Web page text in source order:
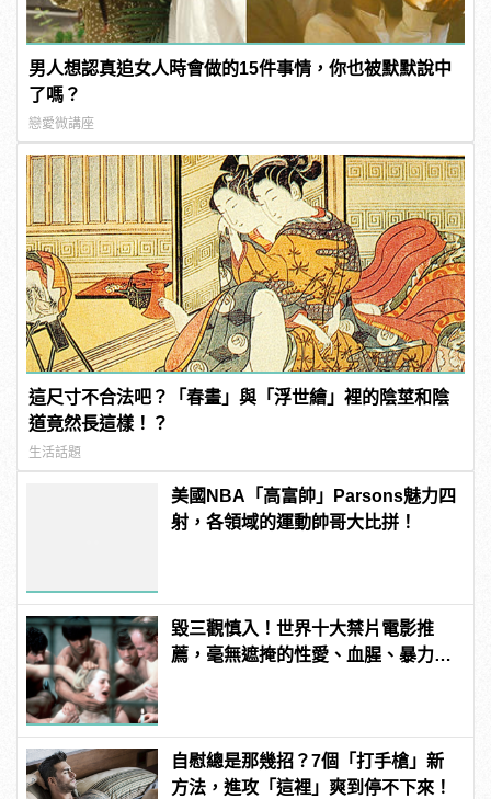
男人想認真追女人時會做的15件事情，你也被默默說中
了嗎？
戀愛微講座
這尺寸不合法吧？「春畫」與「浮世繪」裡的陰莖和陰
道竟然長這樣！？
生活話題
美國NBA「高富帥」Parsons魅力四
射，各領域的運動帥哥大比拼！
毀三觀慎入！世界十大禁片電影推
薦，毫無遮掩的性愛、血腥、暴力、
自慰總是那幾招？7個「打手槍」新
方法，進攻「這裡」爽到停不下來！